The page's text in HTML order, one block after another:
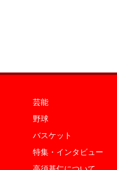
芸能
野球
バスケット
特集・インタビュー